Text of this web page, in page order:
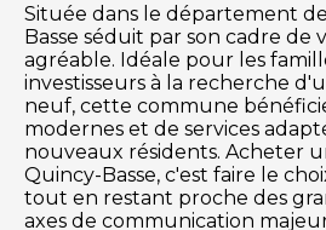
Située dans le département
Basse séduit par son cadre de
agréable. Idéale pour les
investisseurs à la recherche
neuf, cette commune
modernes et de services
nouveaux résidents. Acheter
Quincy-Basse, c'est faire le
tout en restant proche des
axes de communication